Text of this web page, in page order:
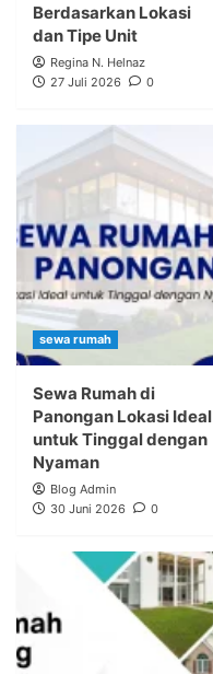
Berdasarkan Lokasi
dan Tipe Unit
Regina N. Helnaz
27 Juli 2026
0
sewa rumah
Sewa Rumah di
Panongan Lokasi Ideal
untuk Tinggal dengan
Nyaman
Blog Admin
30 Juni 2026
0